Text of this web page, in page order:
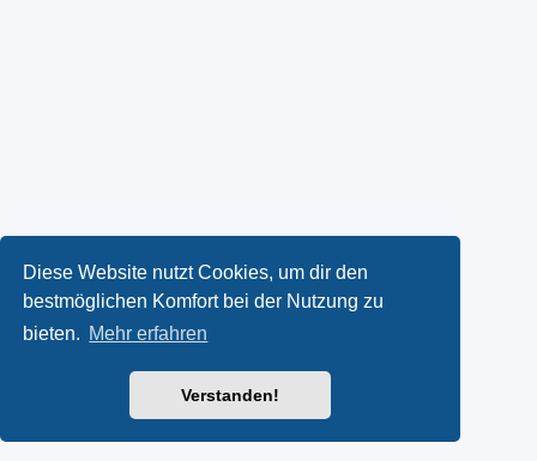
Diese Website nutzt Cookies, um dir den
bestmöglichen Komfort bei der Nutzung zu
bieten. Mehr erfahren
Verstanden!